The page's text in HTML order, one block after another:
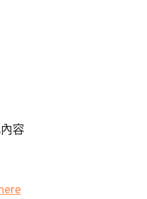
容